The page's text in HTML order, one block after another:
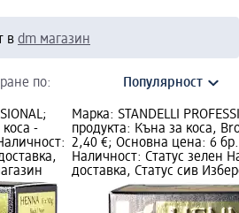
в dm магазин
по:
-
Марка: STANDELLI
продукта: Къна за коса,
2,40 €; Основна цена: 6
Наличност: Статус зелен
доставка, Статус сив